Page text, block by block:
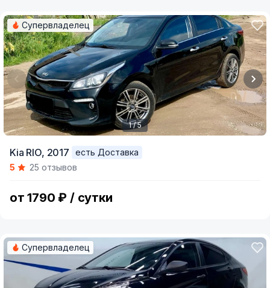
of
Супервладелец
1 / 5
Kia RIO, 2017
есть Доставка
5
25 отзывов
от 1790 ₽ / сутки
Супервладелец